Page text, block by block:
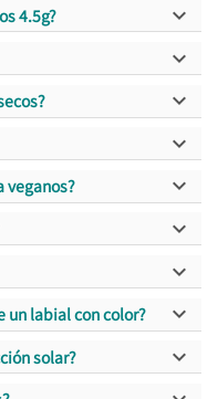
4.5g? 



veganos? 


un labial con color? 
solar? 